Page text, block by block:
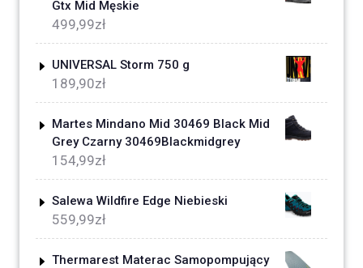
Gtx Mid Męskie
499,99zł
UNIVERSAL Storm 750 g
189,90zł
Martes Mindano Mid 30469 Black Mid
Grey Czarny 30469Blackmidgrey
154,99zł
Salewa Wildfire Edge Niebieski
559,99zł
Thermarest Materac Samopompujący